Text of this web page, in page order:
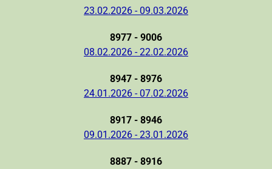
23.02.2026 - 09.03.2026
8977 - 9006
08.02.2026 - 22.02.2026
8947 - 8976
24.01.2026 - 07.02.2026
8917 - 8946
09.01.2026 - 23.01.2026
8887 - 8916